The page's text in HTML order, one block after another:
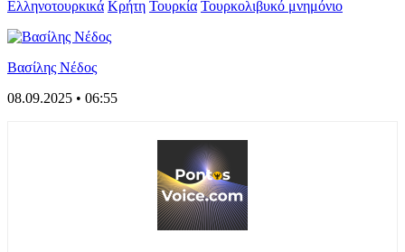
Ελληνοτουρκικά Κρήτη Τουρκία Τουρκολιβυκό μνημόνιο
Βασίλης Νέδος
08.09.2025 • 06:55